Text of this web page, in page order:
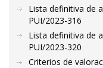
Lista definitiva de
PUI/2023-316
Lista definitiva de
PUI/2023-320
Criterios de